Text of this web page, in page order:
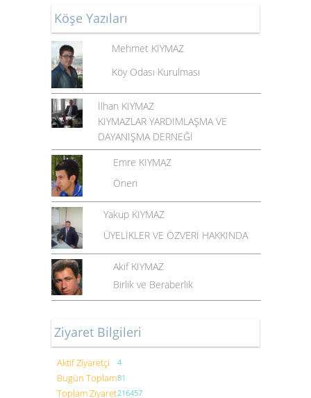
Köşe Yazıları
Mehmet KIYMAZ
Köy Odası Kurulması
İlhan KIYMAZ
KIYMAZLAR YARDIMLAŞMA VE
DAYANIŞMA DERNEĞİ
Emre KIYMAZ
Öneri
Yakup KIYMAZ
ÜYELİKLER VE ÖZVERİ HAKKINDA
Akif KIYMAZ
Birlik ve Beraberlik
Ziyaret Bilgileri
Aktif Ziyaretçi 4
Bugün Toplam81
Toplam Ziyaret216457